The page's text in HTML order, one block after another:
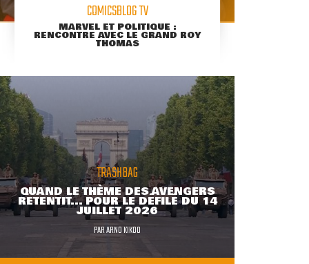
COMICSBLOG TV
MARVEL ET POLITIQUE :
RENCONTRE AVEC LE GRAND ROY
THOMAS
TRASHBAG
QUAND LE THÈME DES AVENGERS
RETENTIT... POUR LE DÉFILÉ DU 14
JUILLET 2026
PARARNO KIKOO